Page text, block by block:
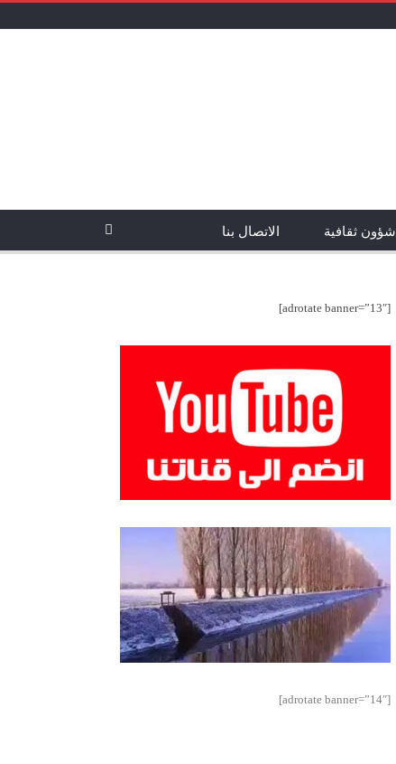
شؤون ثقافية الاتصال بنا
[adrotate banner=”13″]
[adrotate banner=”14″]